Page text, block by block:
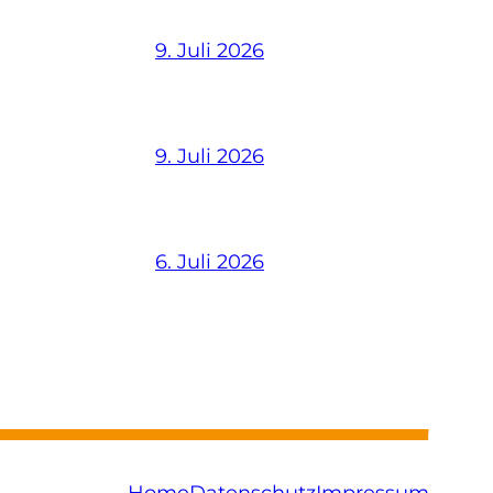
9. Juli 2026
9. Juli 2026
6. Juli 2026